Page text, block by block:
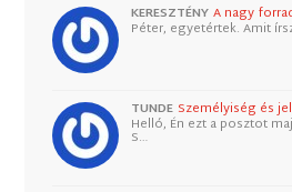
KERESZTÉNY A nagy
Péter, egyetértek. Amit
TUNDE Személyiség és
Helló, Én ezt a posztot
S…